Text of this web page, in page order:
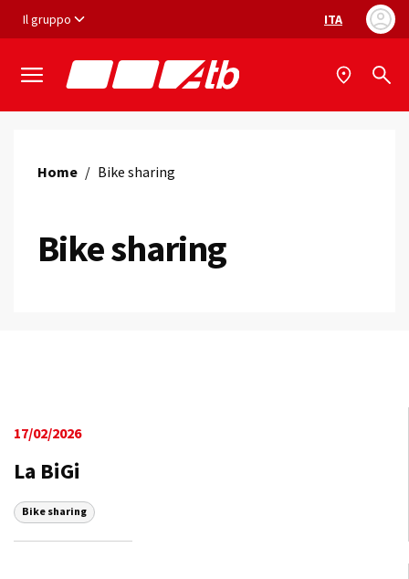
Vai ai contenuti
Vai al footer
Il gruppo Selezione
ITA
Home / Bike sharing
Bike sharing
17/02/2026
La BiGi
Bike sharing